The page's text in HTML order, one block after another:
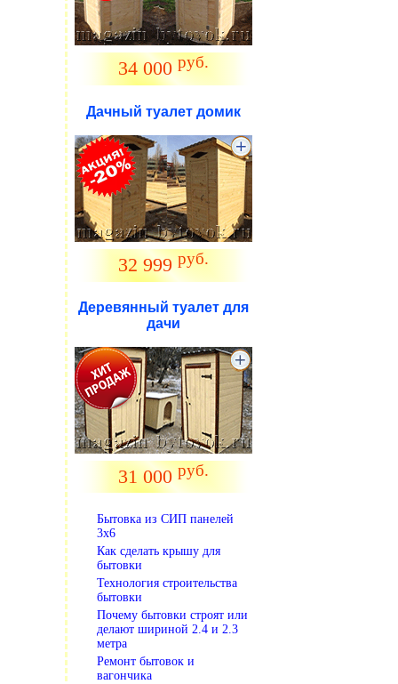
34 000руб.
Дачный туалет домик
.
32 999руб.
Деревянный туалет для
дачи
.
31 000руб.
Бытовка из СИП панелей
3х6
Как сделать крышу для
бытовки
Технология строительства
бытовки
Почему бытовки строят или
делают шириной 2.4 и 2.3
метра
Ремонт бытовок и
вагончика